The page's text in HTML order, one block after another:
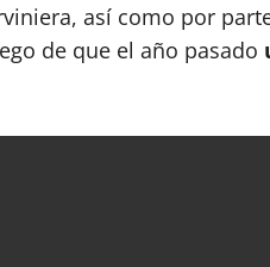
así como por
de que el año pasado